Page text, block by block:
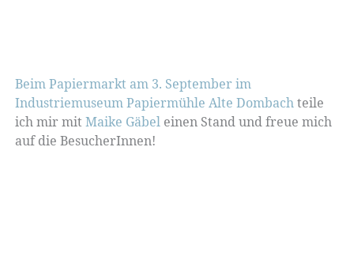
Beim Papiermarkt am 3. September im
Industriemuseum Papiermühle Alte Dombachteile
ich mir mitMaike Gäbel einen Stand und freue mich
auf die BesucherInnen!